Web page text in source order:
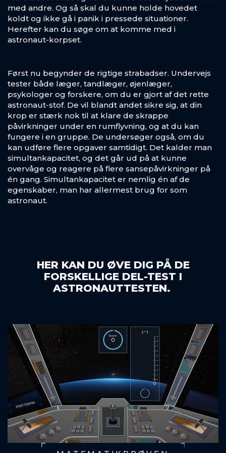
MERKUR
VENUS
JUPITER
SATURN
URANUS
NEPTUN
ASTEROIDER
med andre. Og så skal du kunne holde hovedet
koldt og ikke gå i panik i pressede situationer.
Herefter kan du søge om at komme med i
astronaut-korpset.
Først nu begynder de rigtige strabadser. Undervejs
tester både læger, tandlæger, øjenlæger,
psykologer og forskere, om du er gjort af det rette
astronaut-stof. De vil blandt andet sikre sig, at din
krop er stærk nok til at klare de skrappe
påvirkninger under en rumflyvning, og at du kan
fungere i en gruppe. De undersøger også, om du
kan udføre flere opgaver samtidigt. Det kalder man
simultankapacitet, og det går ud på at kunne
overvåge og reagere på flere sansepåvirkninger på
én gang. Simultankapacitet er nemlig én af de
egenskaber, man har allermest brug for som
astronaut.
HER KAN DU ØVE DIG PÅ DE
FORSKELLIGE DEL-TEST I
ASTRONAUTTESTEN.